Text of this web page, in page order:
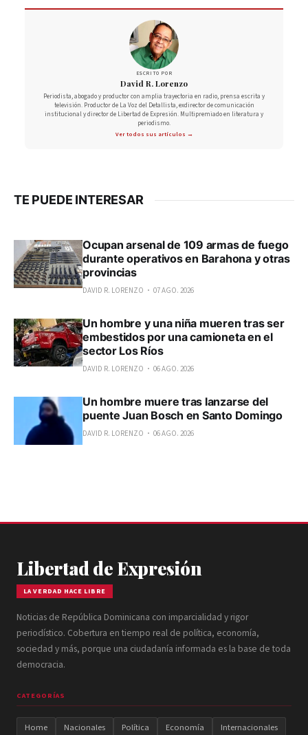
ESCRITO POR
David R. Lorenzo
Periodista, abogado y productor con amplia trayectoria en radio, prensa escrita y
televisión. Productor de La Voz del Detallista, exdirector de comunicación
institucional y director de Libertad de Expresión. Multipremiado en literatura y
periodismo.
Ver todos sus artículos →
TE PUEDE INTERESAR
Ocupan arsenal de 109 armas de fuego
durante operativos en Barahona y otras
provincias
DAVID R. LORENZO 07 AGO. 2026
Un hombre y una niña mueren tras ser
embestidos por una camioneta en el
sector Los Ríos
DAVID R. LORENZO 06 AGO. 2026
Un hombre muere tras lanzarse del
puente Juan Bosch en Santo Domingo
DAVID R. LORENZO 06 AGO. 2026
Libertad de Expresión
LA VERDAD HACE LIBRE
Noticias de República Dominicana con imparcialidad y rigor
periodístico. Cobertura en tiempo real de política, economía,
sociedad y más, porque una ciudadanía informada es la base de toda
democracia.
CATEGORÍAS
Home Nacionales Política Economía Internacionales